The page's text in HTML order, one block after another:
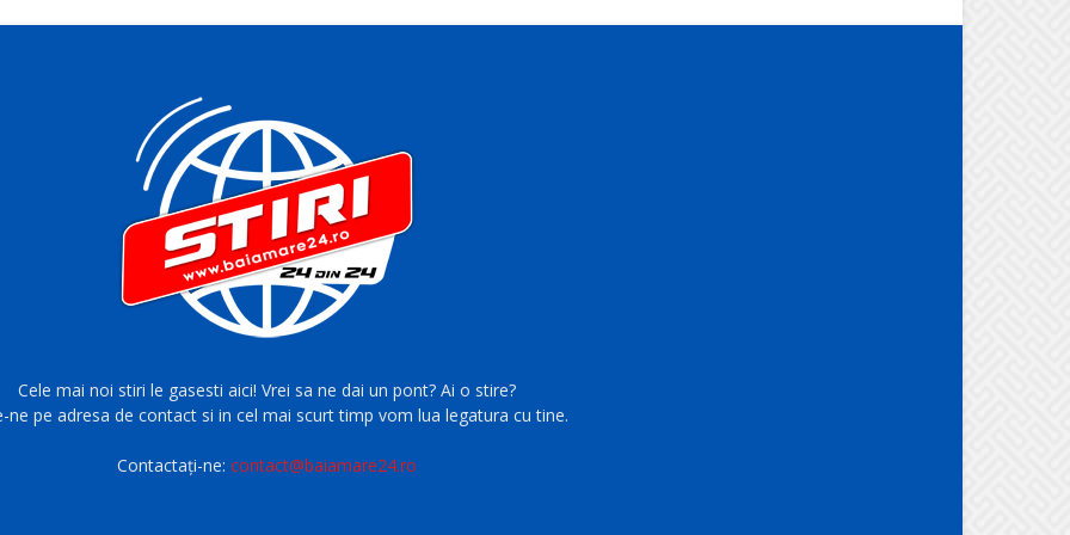
Cele mai noi stiri le gasesti aici! Vrei sa ne dai un pont? Ai o stire?
ne pe adresa de contact si in cel mai scurt timp vom lua legatura cu tine.
Contactați-ne:contact@baiamare24.ro